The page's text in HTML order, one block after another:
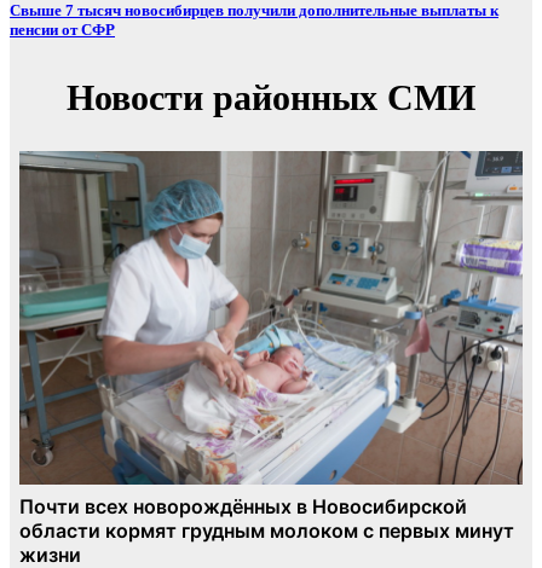
Свыше 7 тысяч новосибирцев получили дополнительные выплаты к
пенсии от СФР